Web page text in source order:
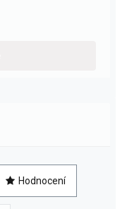
Hodnocení